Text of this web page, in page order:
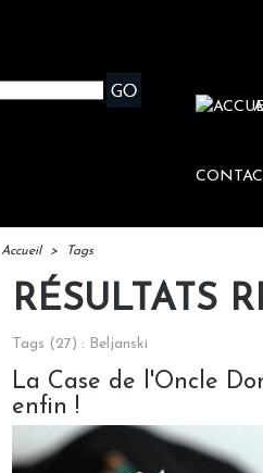
Accueil > Tags
RÉSULTATS
Tags (27) : Beljanski
La Case de l'Oncle
enfin !